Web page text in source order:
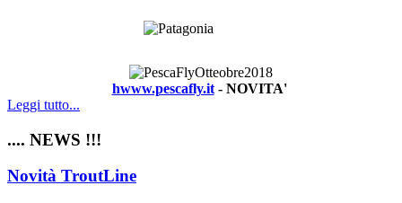
hwww.pescafly.it- NOVITA'
Leggi tutto...
.... NEWS !!!
Novità TroutLine